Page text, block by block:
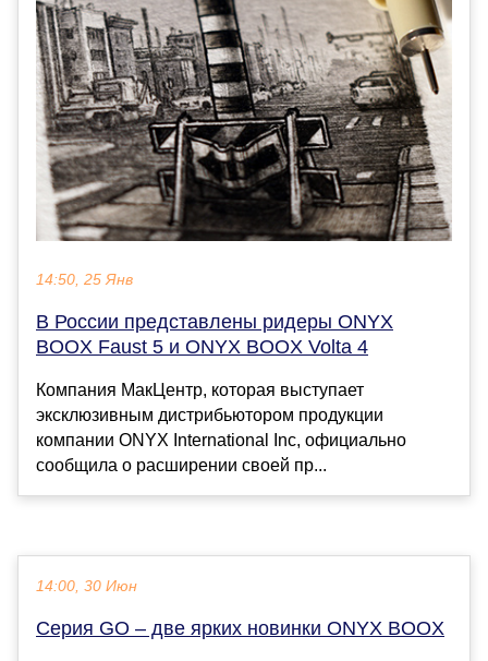
14:50, 25 Янв
В России представлены ридеры ONYX
BOOX Faust 5 и ONYX BOOX Volta 4
Компания МакЦентр, которая выступает
эксклюзивным дистрибьютором продукции
компании ONYX International Inc, официально
сообщила о расширении своей пр...
14:00, 30 Июн
Серия GO – две ярких новинки ONYX BOOX